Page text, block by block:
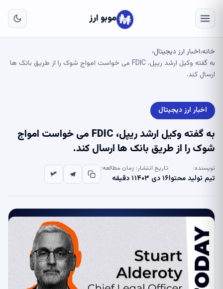
موبو ارز
خانه›اخبار ارز دیجیتال›
به گفته وکیل ارشد ریپل، FDIC می خواست امواج شوک را از طریق بانک ها
ارسال کند.
اخبار ارز دیجیتال
به گفته وکیل ارشد ریپل، FDIC می خواست امواج
شوک را از طریق بانک ها ارسال کند.
نویسنده:
تیم تولید محتوا
تاریخ انتشار:
۱۶ دی ۱۴۰۳
زمان مطالعه:
۱ دقیقه